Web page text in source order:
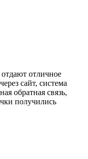
отличное
сайт, система
обратная связь,
получились